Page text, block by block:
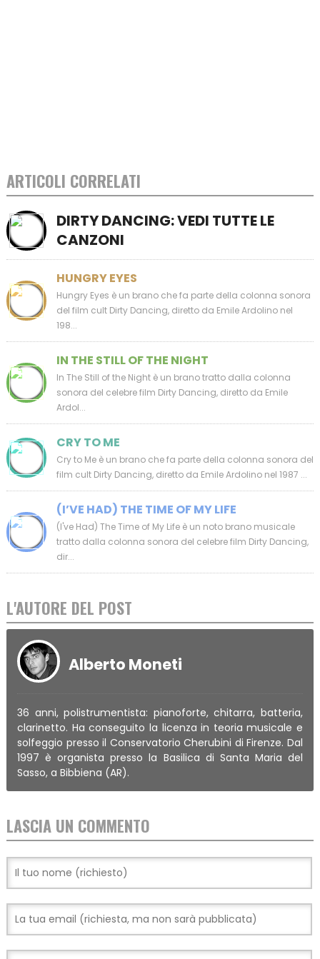
ARTICOLI CORRELATI
DIRTY DANCING: VEDI TUTTE LE
CANZONI
HUNGRY EYES
Hungry Eyes è un brano che fa parte della colonna sonora
del film cult Dirty Dancing, diretto da Emile Ardolino nel
198...
IN THE STILL OF THE NIGHT
In The Still of the Night è un brano tratto dalla colonna
sonora del celebre film Dirty Dancing, diretto da Emile
Ardol...
CRY TO ME
Cry to Me è un brano che fa parte della colonna sonora del
film cult Dirty Dancing, diretto da Emile Ardolino nel 1987 ...
(I’VE HAD) THE TIME OF MY LIFE
(I've Had) The Time of My Life è un noto brano musicale
tratto dalla colonna sonora del celebre film Dirty Dancing,
dir...
L'AUTORE DEL POST
Alberto Moneti
36 anni, polistrumentista: pianoforte, chitarra, batteria,
clarinetto. Ha conseguito la licenza in teoria musicale e
solfeggio presso il Conservatorio Cherubini di Firenze. Dal
1997 è organista presso la Basilica di Santa Maria del
Sasso, a Bibbiena (AR).
LASCIA UN COMMENTO